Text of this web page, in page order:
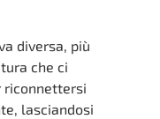
diversa, più
che ci
riconnettersi
lasciandosi